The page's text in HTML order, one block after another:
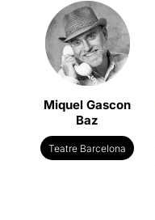
Miquel Gascon
Baz
Teatre Barcelona